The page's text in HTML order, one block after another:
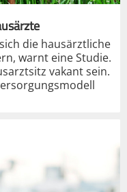
die hausärztliche
warnt eine Studie.
vakant sein.